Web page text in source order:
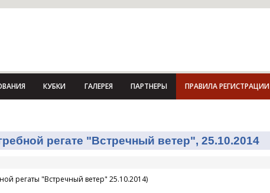
КУБКИ ГАЛЕРЕЯ ПАРТНЕРЫ ПРАВИЛА РЕГИСТРАЦИИ
регате "Встречный ветер", 25.10.2014
регаты "Встречный ветер" 25.10.2014)